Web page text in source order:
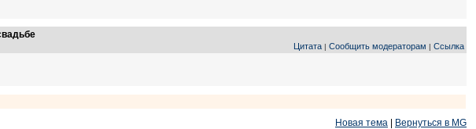
Цитата | Сообщить модераторам | Ссылка
Новая тема Вернуться в MG